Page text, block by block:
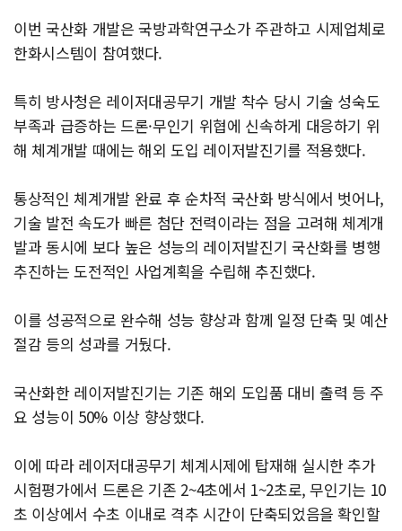
이번 국산화 개발은 국방과학연구소가 주관하고 시제업체로
한화시스템이 참여했다.
특히 방사청은 레이저대공무기 개발 착수 당시 기술 성숙도
부족과 급증하는 드론·무인기 위협에 신속하게 대응하기 위
해 체계개발 때에는 해외 도입 레이저발진기를 적용했다.
통상적인 체계개발 완료 후 순차적 국산화 방식에서 벗어나,
기술 발전 속도가 빠른 첨단 전력이라는 점을 고려해 체계개
발과 동시에 보다 높은 성능의 레이저발진기 국산화를 병행
추진하는 도전적인 사업계획을 수립해 추진했다.
이를 성공적으로 완수해 성능 향상과 함께 일정 단축 및 예산
절감 등의 성과를 거뒀다.
국산화한 레이저발진기는 기존 해외 도입품 대비 출력 등 주
요 성능이 50% 이상 향상했다.
이에 따라 레이저대공무기 체계시제에 탑재해 실시한 추가
시험평가에서 드론은 기존 2~4초에서 1~2초로, 무인기는 10
초 이상에서 수초 이내로 격추 시간이 단축되었음을 확인할